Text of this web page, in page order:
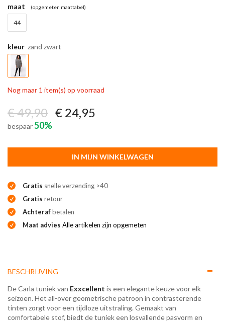
maat (opgemeten maattabel)
44
kleur zand zwart
Nog maar 1 item(s) op voorraad
€ 49,90 € 24,95
bespaar50%
IN MIJN WINKELWAGEN
Gratis snelle verzending >40
Gratis retour
Achterafbetalen
Maat advies Alle artikelen zijn opgemeten
BESCHRIJVING
De Carla tuniek van Exxcellent is een elegante keuze voor elk
seizoen. Het all-over geometrische patroon in contrasterende
tinten zorgt voor een tijdloze uitstraling. Gemaakt van
comfortabele stof, biedt de tuniek een losvallende pasvorm en